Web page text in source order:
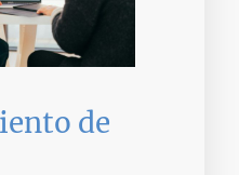
de